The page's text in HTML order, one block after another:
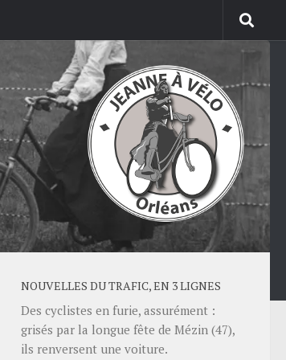
NOUVELLES DU TRAFIC, EN 3 LIGNES
Des cyclistes en furie, assurément :
grisés par la longue fête de Mézin (47),
ils renversent une voiture.